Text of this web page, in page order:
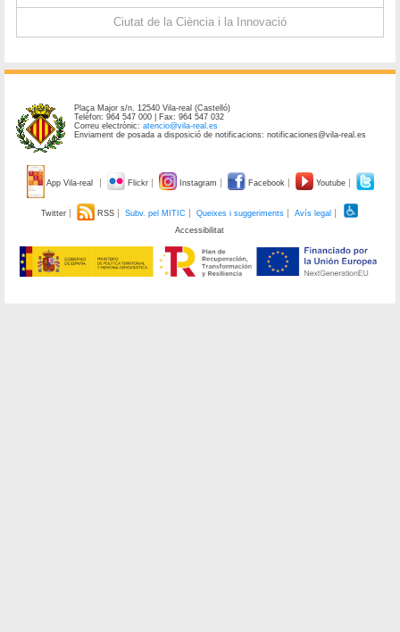
Ciutat de la Ciència i la Innovació
Plaça Major s/n. 12540 Vila-real (Castelló)
Telèfon: 964 547 000 | Fax: 964 547 032
Correu electrònic:atencio@vila-real.es
Enviament de posada a disposició de notificacions: notificaciones@vila-real.es
App Vila-real Flickr Instagram Facebook Youtube
Twitter RSS Subv. pel MITIC Queixes i suggeriments
Avís legal
Accessibilitat